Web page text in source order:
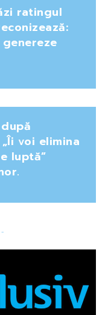
ratingul
voi elimina
luptă”